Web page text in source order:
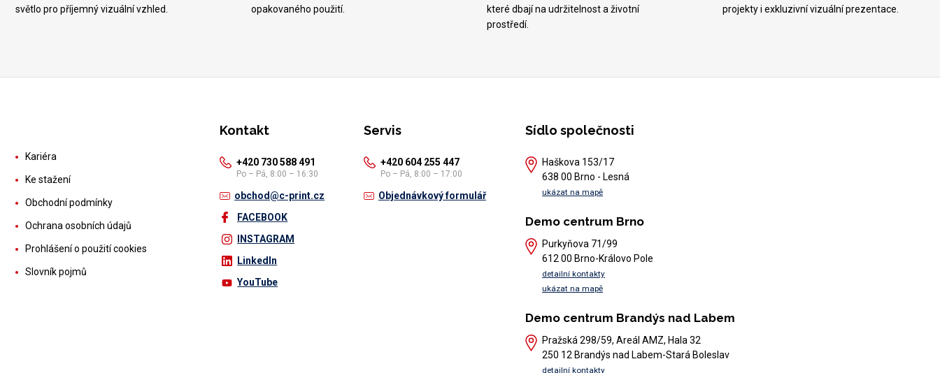
světlo pro příjemný vizuální vzhled.
opakovaného použití.
které dbají na udržitelnost a životní
prostředí.
projekty i exkluzivní vizuální prezentace.
Kariéra
Ke stažení
Obchodní podmínky
Ochrana osobních údajů
Prohlášení o použití cookies
Slovník pojmů
Kontakt
+420 730 588 491
Po – Pá, 8:00 – 16:30
obchod@c-print.cz
FACEBOOK
INSTAGRAM
LinkedIn
YouTube
Servis
+420 604 255 447
Po – Pá, 8:00 – 17:00
Objednávkový formulář
Sídlo společnosti
Haškova 153/17
638 00 Brno - Lesná
ukázat na mapě
Demo centrum Brno
Purkyňova 71/99
612 00 Brno-Královo Pole
detailní kontakty
ukázat na mapě
Demo centrum Brandýs nad Labem
Pražská 298/59, Areál AMZ, Hala 32
250 12 Brandýs nad Labem-Stará Boleslav
detailní kontakty